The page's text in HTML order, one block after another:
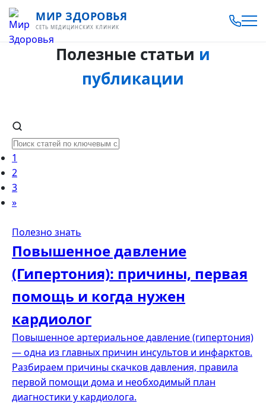
МИР ЗДОРОВЬЯ
СЕТЬ МЕДИЦИНСКИХ КЛИНИК
Полезные статьи и
публикации
1
2
3
»
Полезно знать
Повышенное давление
(Гипертония): причины, первая
помощь и когда нужен
кардиолог
Повышенное артериальное давление (гипертония)
— одна из главных причин инсультов и инфарктов.
Разбираем причины скачков давления, правила
первой помощи дома и необходимый план
диагностики у кардиолога.